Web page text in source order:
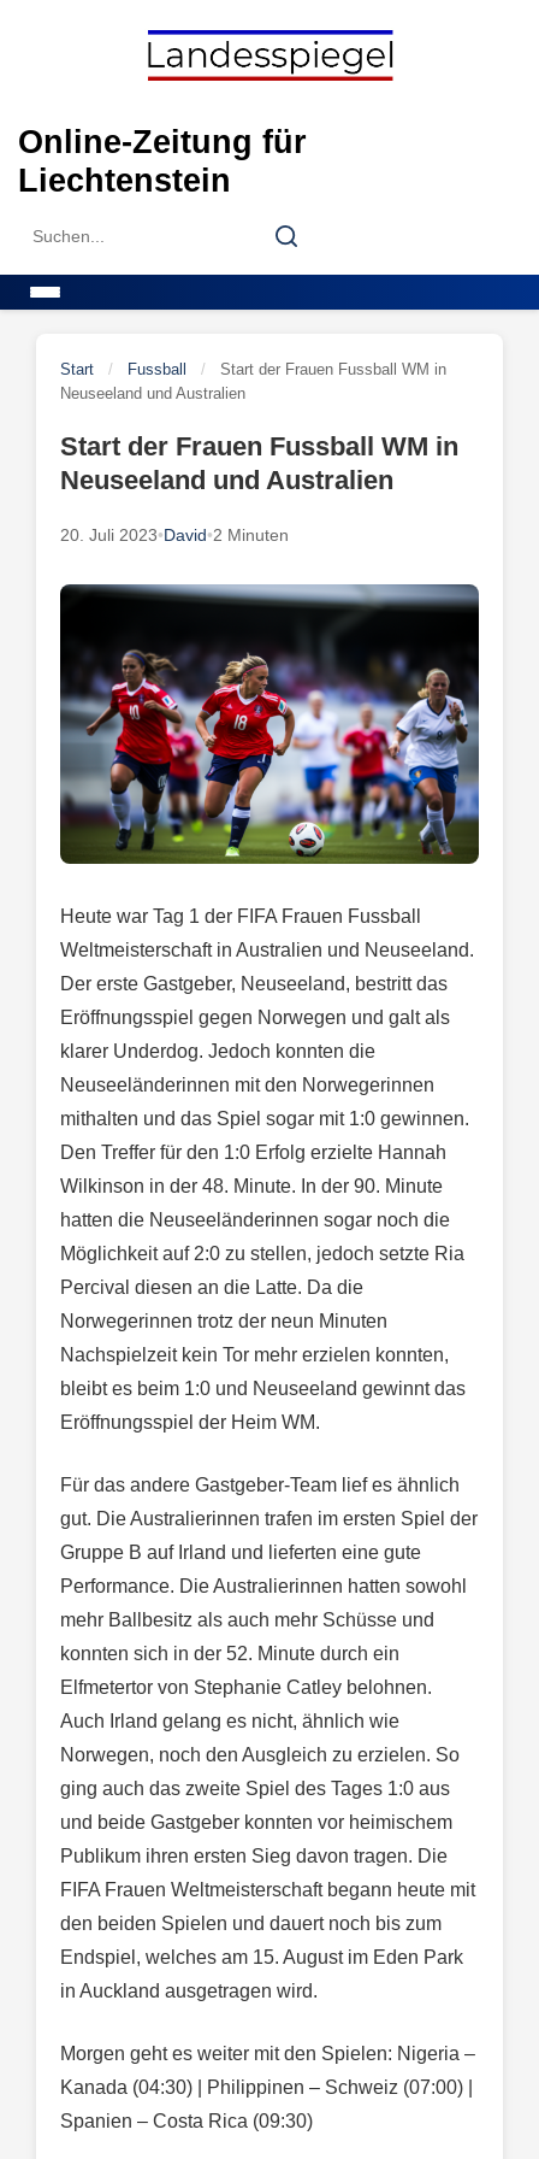
Online-Zeitung für
Liechtenstein
Search
Search
Start / Fussball /
Start der Frauen Fussball WM in
Neuseeland und Australien
Start der Frauen Fussball WM in
Neuseeland und Australien
20. Juli 2023•David•2 Minuten
Heute war Tag 1 der FIFA Frauen Fussball
Weltmeisterschaft in Australien und Neuseeland.
Der erste Gastgeber, Neuseeland, bestritt das
Eröffnungsspiel gegen Norwegen und galt als
klarer Underdog. Jedoch konnten die
Neuseeländerinnen mit den Norwegerinnen
mithalten und das Spiel sogar mit 1:0 gewinnen.
Den Treffer für den 1:0 Erfolg erzielte Hannah
Wilkinson in der 48. Minute. In der 90. Minute
hatten die Neuseeländerinnen sogar noch die
Möglichkeit auf 2:0 zu stellen, jedoch setzte Ria
Percival diesen an die Latte. Da die
Norwegerinnen trotz der neun Minuten
Nachspielzeit kein Tor mehr erzielen konnten,
bleibt es beim 1:0 und Neuseeland gewinnt das
Eröffnungsspiel der Heim WM.
Für das andere Gastgeber-Team lief es ähnlich
gut. Die Australierinnen trafen im ersten Spiel der
Gruppe B auf Irland und lieferten eine gute
Performance. Die Australierinnen hatten sowohl
mehr Ballbesitz als auch mehr Schüsse und
konnten sich in der 52. Minute durch ein
Elfmetertor von Stephanie Catley belohnen.
Auch Irland gelang es nicht, ähnlich wie
Norwegen, noch den Ausgleich zu erzielen. So
ging auch das zweite Spiel des Tages 1:0 aus
und beide Gastgeber konnten vor heimischem
Publikum ihren ersten Sieg davon tragen. Die
FIFA Frauen Weltmeisterschaft begann heute mit
den beiden Spielen und dauert noch bis zum
Endspiel, welches am 15. August im Eden Park
in Auckland ausgetragen wird.
Morgen geht es weiter mit den Spielen: Nigeria –
Kanada (04:30) | Philippinen – Schweiz (07:00) |
Spanien – Costa Rica (09:30)